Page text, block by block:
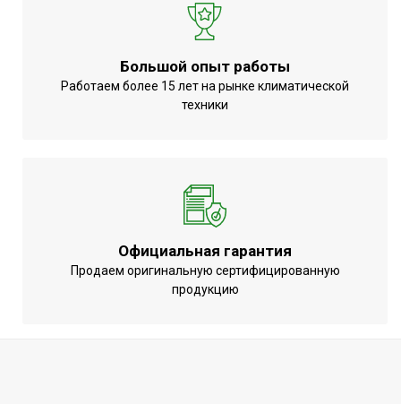
Большой опыт работы
Работаем более 15 лет на рынке климатической
техники
Официальная гарантия
Продаем оригинальную сертифицированную
продукцию